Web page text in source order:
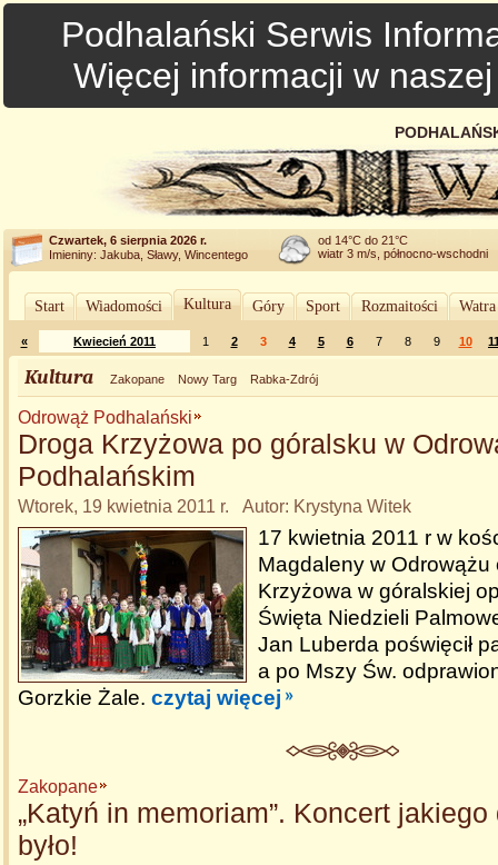
Podhalański Serwis
Więcej informacji w
Czwartek, 6 sierpnia 2026 r.
Imieniny: Jakuba, Sławy, Wincentego
od 14°C do 21°C
wiatr 3 m/s, północno-wschodni
Start Wiadomości Kultura Góry Sport Rozmaitości
« Kwiecień 2011 1 2 3 4 5 6 7 8 9 10
Kultura Zakopane Nowy Targ Rabka-Zdrój
Odrowąż Podhalański
Droga Krzyżowa po góralsku w
Podhalańskim
Wtorek, 19 kwietnia 2011 r. Autor: Krystyna Witek
17 kwietnia 2011 r w
Magdaleny w Odrowążu
Krzyżowa w góralskiej
Święta Niedzieli
Jan Luberda poświęcił
a po Mszy Św.
Gorzkie Żale. czytaj więcej
Zakopane
„Katyń in memoriam”. Koncert
było!